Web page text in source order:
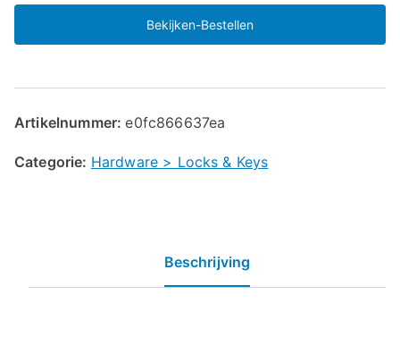
Bekijken-Bestellen
Artikelnummer:e0fc866637ea
Categorie: Hardware > Locks & Keys
Beschrijving